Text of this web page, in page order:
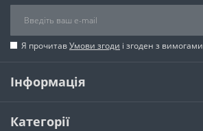
Я прочитавУмови згоди і згоден з вимогами
Інформація
Категорії